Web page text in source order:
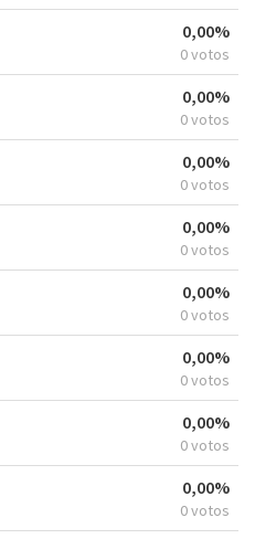
0,00%
0 votos
0,00%
0 votos
0,00%
0 votos
0,00%
0 votos
0,00%
0 votos
0,00%
0 votos
0,00%
0 votos
0,00%
0 votos